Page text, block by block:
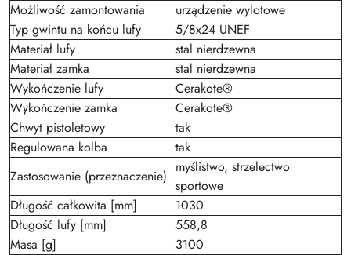
Możliwość zamontowania
urządzenie wylotowe
Typ gwintu na końcu lufy
5/8x24 UNEF
Materiał lufy
stal nierdzewna
Materiał zamka
stal nierdzewna
Wykończenie lufy
Cerakote®
Wykończenie zamka
Cerakote®
Chwyt pistoletowy
tak
Regulowana kolba
tak
Zastosowanie (przeznaczenie)
myślistwo, strzelectwo
sportowe
Długość całkowita [mm]
1030
Długość lufy [mm]
558,8
Masa [g]
3100